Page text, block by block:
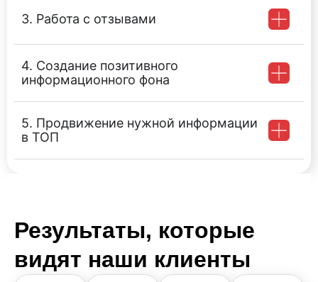
3. Работа с отзывами
4. Создание позитивного
информационного фона
5. Продвижение нужной информации
в ТОП
Результаты, которые
видят наши клиенты